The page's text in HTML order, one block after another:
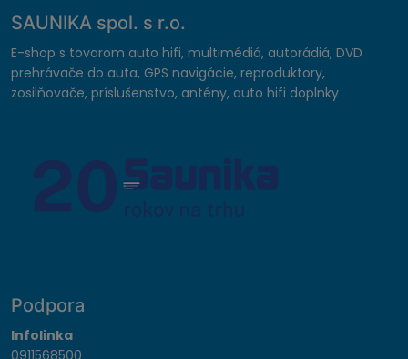
SAUNIKA spol. s r.o.
E-shop s tovarom auto hifi, multimédiá, autorádiá, DVD
prehrávače do auta, GPS navigácie, reproduktory,
zosilňovače, príslušenstvo, antény, auto hifi doplnky
Podpora
Infolinka
0911568500